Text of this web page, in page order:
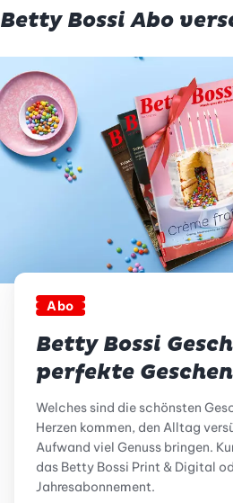
Betty Bossi Abo
Abo
Betty Bossi
perfekte
Welches sind die schönsten
Herzen kommen, den Alltag
Aufwand viel Genuss bringen.
das Betty Bossi Print & Digital
Jahresabonnement.